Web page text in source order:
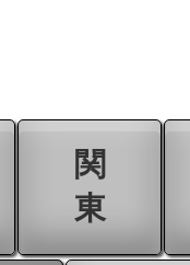
関
東